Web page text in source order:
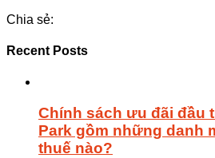
Chia sẻ:
Recent Posts
Chính sách ưu đãi đầu
Park gồm những danh
thuế nào?